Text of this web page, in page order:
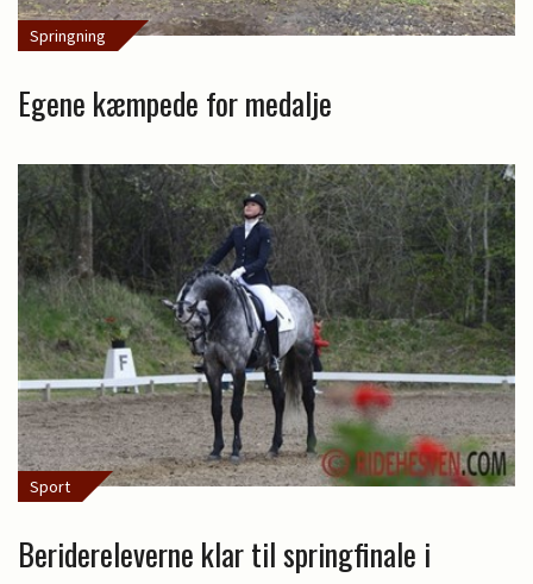
Springning
Egene kæmpede for medalje
Sport
Beridereleverne klar til springfinale i